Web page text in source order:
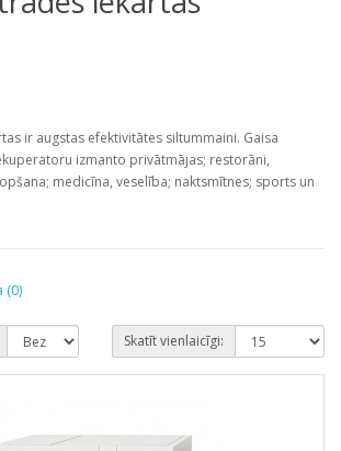
ir augstas efektivitātes siltummaini. Gaisa
izmanto privātmājas; restorāni,
medicīna, veselība; naktsmītnes; sports un
(0)
Skatīt vienlaicīgi: